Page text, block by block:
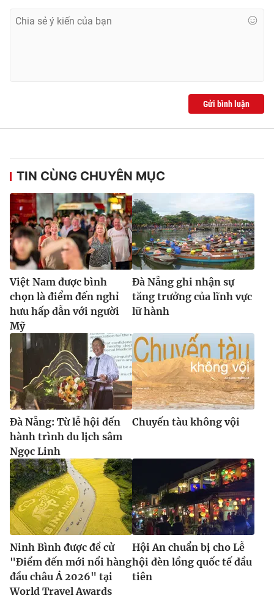
Gửi bình luận
TIN CÙNG CHUYÊN MỤC
Việt Nam được bình
chọn là điểm đến nghỉ
hưu hấp dẫn với người
Mỹ
Đà Nẵng ghi nhận sự
tăng trưởng của lĩnh vực
lữ hành
Đà Nẵng: Từ lễ hội đến
hành trình du lịch sâm
Ngọc Linh
Chuyến tàu không vội
Ninh Bình được đề cử
"Điểm đến mới nổi hàng
đầu châu Á 2026" tại
World Travel Awards
Hội An chuẩn bị cho Lễ
hội đèn lồng quốc tế đầu
tiên